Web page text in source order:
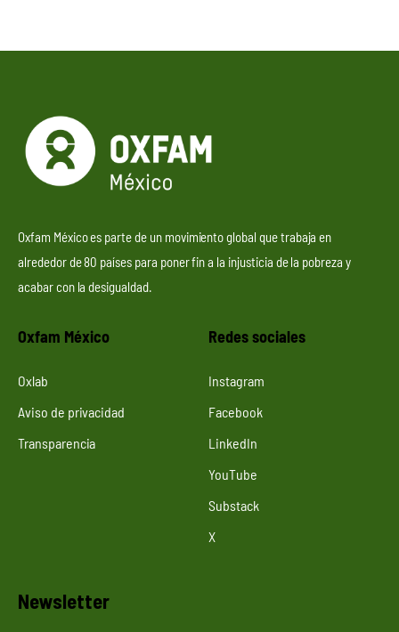
Oxfam México es parte de un movimiento global que trabaja en
alrededor de 80 países para poner fin a la injusticia de la pobreza y
acabar con la desigualdad.
Oxfam México
Oxlab
Aviso de privacidad
Transparencia
Redes sociales
Instagram
Facebook
LinkedIn
YouTube
Substack
X
Newsletter